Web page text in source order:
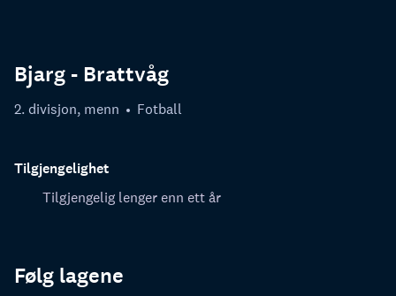
Bjarg - Brattvåg
2. divisjon, menn Fotball
Tilgjengelighet
Tilgjengelig lenger enn ett år
Følg lagene